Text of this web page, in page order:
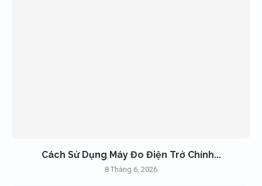
Cách Sử Dụng Máy Đo Điện Trở Chính...
8 Tháng 6, 2026